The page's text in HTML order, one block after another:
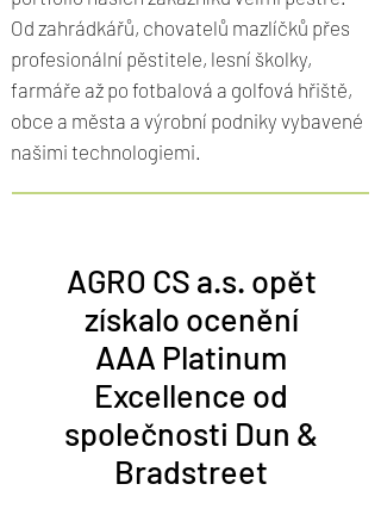
Od zahrádkářů, chovatelů mazlíčků přes
profesionální pěstitele, lesní školky,
farmáře až po fotbalová a golfová hřiště,
obce a města a výrobní podniky vybavené
našimi technologiemi.
AGRO CS a.s. opět
získalo ocenění
AAA Platinum
Excellence od
společnosti Dun &
Bradstreet